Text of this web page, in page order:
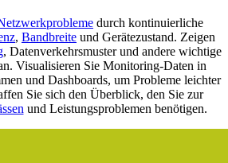
durch kontinuierliche
, Bandbreite und Gerätezustand. Zeigen
, Datenverkehrsmuster und andere wichtige
Visualisieren Sie Monitoring-Daten in
und Dashboards, um Probleme leichter
Sie sich den Überblick, den Sie zur
und Leistungsproblemen benötigen.